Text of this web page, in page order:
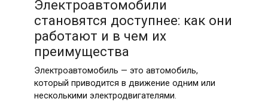
Электроавтомобили
становятся доступнее: как они
работают и в чем их
преимущества
Электроавтомобиль — это автомобиль,
который приводится в движение одним или
несколькими электродвигателями.